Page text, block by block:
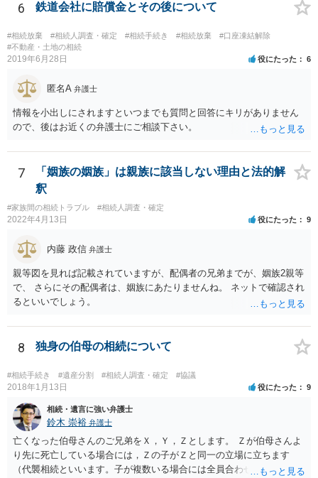
名捺印を得る必要があります。 したがって，残念ながら，「ＡＢＣ間
の遺産分割協議が有効に成立している」という前提に基づく主張は困
難と思われます。 「ＡＢＣ間の遺産分割協議は未了のまま，ＡとＢが
死亡し，二次相続が発生した」という前提に基づいて協議を進める必
要があります。 もちろん，Ｃの立場としては，ＡＢＣ間の遺産分割協
人は応じない姿勢を示していることから，実現は困難だと思います。
しどころ）としては，譲歩することを甘受しなければならないかもし
れません。
6 鉄道会社に賠償金とその後について
#相続放棄 #相続人調査・確定 #相続手続き #相続放棄
#口座凍結解除
#不動産・土地の相続
2019年6月28日 役にたった 6
匿名A 弁護士
情報を小出しにされますといつまでも質問と回答にキリがありません
ので、後はお近くの弁護士にご相談下さい。
7
「姻族の姻族」は親族に該当しない理由と法的解
釈
#家族間の相続トラブル #相続人調査・確定
2022年4月13日 役にたった 9
内藤 政信 弁護士
親等図を見れば記載されていますが、配偶者の兄弟までが、姻族2親等
で、 さらにその配偶者は、姻族にあたりませんね。 ネットで確認され
るといいでしょう。
8 独身の伯母の相続について
#相続手続き #遺産分割 #相続人調査・確定 #協議
2018年1月13日 役にたった 9
相続・遺言に強い弁護士
鈴木 崇裕 弁護士
亡くなった伯母さんのご兄弟をＸ，Ｙ，Ｚとします。 Ｚが伯母さんよ
り先に死亡している場合には，Ｚの子がＺと同一の立場に立ちます
（代襲相続といいます。子が複数いる場合には全員合わせてＺと同一